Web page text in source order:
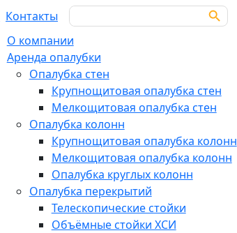
Контакты Search
for:
Search Button
О компании
Аренда опалубки
Опалубка стен
Крупнощитовая опалубка стен
Мелкощитовая опалубка стен
Опалубка колонн
Крупнощитовая опалубка колонн
Мелкощитовая опалубка колонн
Опалубка круглых колонн
Опалубка перекрытий
Телескопические стойки
Объёмные стойки ХСИ